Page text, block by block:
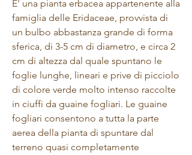
E' una pianta erbacea appartenente alla
famiglia delle Eridaceae, provvista di
un bulbo abbastanza grande di forma
sferica, di 3-5 cm di diametro, e circa 2
cm di altezza dal quale spuntano le
foglie lunghe, lineari e prive di picciolo
di colore verde molto intenso raccolte
in ciuffi da guaine fogliari. Le guaine
fogliari consentono a tutta la parte
aerea della pianta di spuntare dal
terreno quasi completamente